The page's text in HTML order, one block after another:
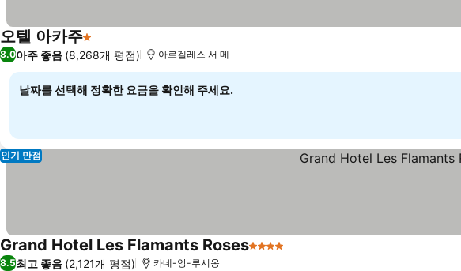
오텔 아카주1 성급
8.0아주 좋음 (8,268개 평점) 아르겔레스 서 메
날짜를 선택해 정확한 요금을 확인해 주세요.
인기 만점
Grand Hotel Les Flamants Roses4 성급
8.5최고 좋음 (2,121개 평점) 카네-앙-루시옹